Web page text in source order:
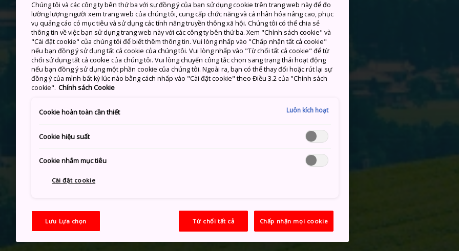
Chúng tôi và các công ty bên thứ ba với sự đồng ý của bạn sử dụng cookie trên trang web này để đo
lường lượng người xem trang web của chúng tôi, cung cấp chức năng và cá nhân hóa nâng cao, phục
vụ quảng cáo có mục tiêu và sử dụng các tính năng truyền thông xã hội. Chúng tôi có thể chia sẻ
thông tin về việc bạn sử dụng trang web này với các công ty bên thứ ba. Xem "Chính sách cookie" và
"Cài đặt cookie" của chúng tôi để biết thêm thông tin. Vui lòng nhấp vào "Chấp nhận tất cả cookie"
nếu bạn đồng ý sử dụng tất cả cookie của chúng tôi. Vui lòng nhấp vào "Từ chối tất cả cookie" để từ
chối sử dụng tất cả cookie của chúng tôi. Vui lòng chuyển công tắc chọn sang trạng thái hoạt động
nếu bạn đồng ý sử dụng một phần cookie của chúng tôi. Ngoài ra, bạn có thể thay đổi hoặc rút lại sự
đồng ý của mình bất kỳ lúc nào bằng cách nhấp vào "Cài đặt cookie" theo Điều 3.2 của "Chính sách
cookie". Chính sách Cookie
Cookie hoàn toàn cần thiết Luôn kích hoạt
Cookie hiệu suất
Cookie nhắm mục tiêu
Cài đặt cookie
Lưu Lựa chọn Từ chối tất cả Chấp nhận mọi cookie